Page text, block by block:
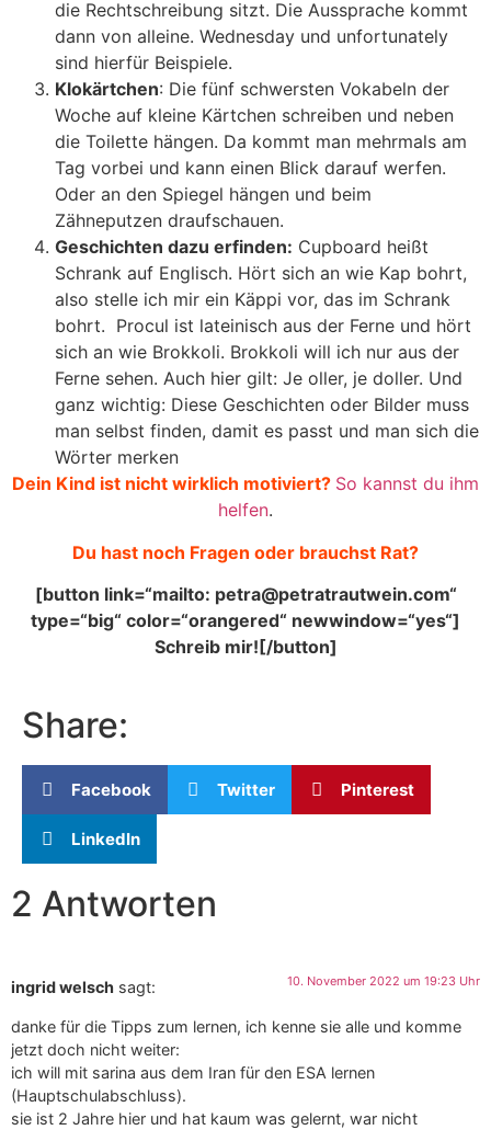
die Rechtschreibung sitzt. Die Aussprache kommt
dann von alleine. Wednesday und unfortunately
sind hierfür Beispiele.
Klokärtchen: Die fünf schwersten Vokabeln der
Woche auf kleine Kärtchen schreiben und neben
die Toilette hängen. Da kommt man mehrmals am
Tag vorbei und kann einen Blick darauf werfen.
Oder an den Spiegel hängen und beim
Zähneputzen draufschauen.
Geschichten dazu erfinden: Cupboard heißt
Schrank auf Englisch. Hört sich an wie Kap bohrt,
also stelle ich mir ein Käppi vor, das im Schrank
bohrt. Procul ist lateinisch aus der Ferne und hört
sich an wie Brokkoli. Brokkoli will ich nur aus der
Ferne sehen. Auch hier gilt: Je oller, je doller. Und
ganz wichtig: Diese Geschichten oder Bilder muss
man selbst finden, damit es passt und man sich die
Wörter merken
Dein Kind ist nicht wirklich motiviert? So kannst du ihm
helfen.
Du hast noch Fragen oder brauchst Rat?
[button link=“mailto: petra@petratrautwein.com“
type=“big“ color=“orangered“ newwindow=“yes“]
Schreib mir![/button]
Share:
Facebook Twitter Pinterest
LinkedIn
2 Antworten
ingrid welsch sagt: 10. November 2022 um 19:23 Uhr
danke für die Tipps zum lernen, ich kenne sie alle und komme
jetzt doch nicht weiter:
ich will mit sarina aus dem Iran für den ESA lernen
(Hauptschulabschluss).
sie ist 2 Jahre hier und hat kaum was gelernt, war nicht